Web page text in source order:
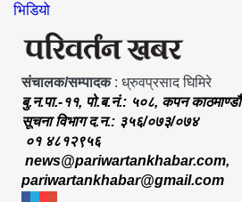
भिडियो
संचालक/सम्पादक: ध्रुवप्रसाद घिमिरे
बु.न.पा.-११, पो.ब.नं.: ५०८, कपन काठमाण्डौ
सूचना विभाग द.न.: ३५६/०७३/०७४
०१ ४८१२९५६
news@pariwartankhabar.com,
pariwartankhabar@gmail.com